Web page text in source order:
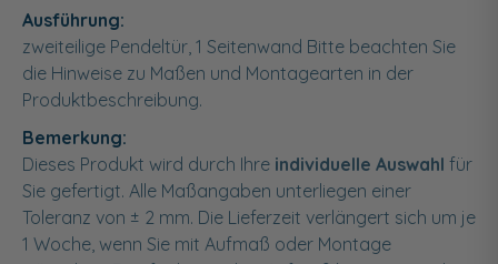
Ausführung:
zweiteilige Pendeltür, 1 Seitenwand Bitte beachten Sie
die Hinweise zu Maßen und Montagearten in der
Produktbeschreibung.
Bemerkung:
Dieses Produkt wird durch Ihre individuelle Auswahl für
Sie gefertigt. Alle Maßangaben unterliegen einer
Toleranz von ± 2 mm. Die Lieferzeit verlängert sich um je
1 Woche, wenn Sie mit Aufmaß oder Montage